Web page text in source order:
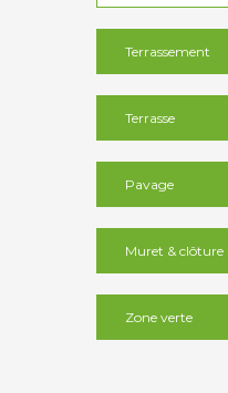
Terrassement
Terrasse
Pavage
Muret & clôture
Zone verte